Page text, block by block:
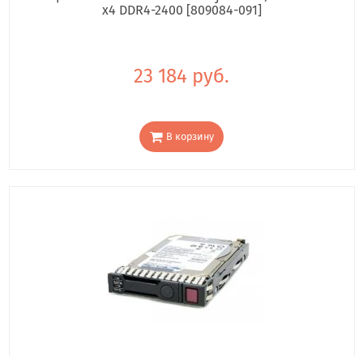
x4 DDR4-2400 [809084-091]
23 184 руб.
В корзину